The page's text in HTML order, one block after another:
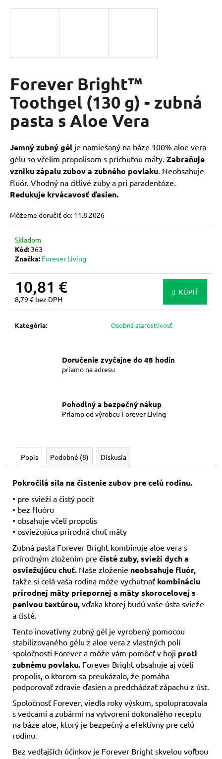
Forever Bright™
Toothgel (130 g) - zubná
pasta s Aloe Vera
Jemný zubný gél je namiešaný na báze 100% aloe vera
gélu so včelím propolisom s príchuťou mäty. Zabraňuje
vzniku zápalu zubov a zubného povlaku . Neobsahuje
fluór. Vhodný na citlivé zuby a pri paradentóze.
Redukuje krvácavosť ďasien.
Môžeme doručiť do: 11.8.2026
Skladom
Kód: 363
Značka: Forever Living
10,81 €
8,79 € bez DPH
Jednotková
KÚPIŤ
Kategória: Osobná starostlivosť
Doručenie zvyčajne do 48 hodín
priamo na adresu
Pohodlný a bezpečný nákup
Priamo od výrobcu Forever Living
Popis Podobné (8) Diskusia
Pokročilá sila na čistenie zubov pre celú rodinu.
• pre svieži a čistý pocit
• bez fluóru
• obsahuje včelí propolis
• osviežujúca prírodná chuť mäty
Zubná pasta Forever Bright kombinuje aloe vera s
prírodným zložením pre čisté zuby, svieži dych a
osviežujúcu chuť. Naše zloženie neobsahuje fluór,
takže si celá vaša rodina môže vychutnať kombináciu
prírodnej mäty priepornej a mäty skorocelovej s
penivou textúrou, vďaka ktorej budú vaše ústa svieže
a čisté.
Tento inovatívny zubný gél je vyrobený pomocou
stabilizovaného gélu z aloe vera z vlastných polí
spoločnosti Forever a môže vám pomôcť v boji proti
zubnému povlaku. Forever Bright obsahuje aj včelí
propolis, o ktorom sa preukázalo, že pomáha
podporovať zdravie ďasien a predchádzať zápachu z úst.
Spoločnosť Forever, viedla roky výskum, spolupracovala
s vedcami a zubármi na vytvorení dokonalého receptu
na báze aloe, ktorý je bezpečný a efektívny pre celú
rodinu.
Bez vedľajších účinkov je Forever Bright skvelou voľbou
á
HĽADAŤ
O
d
p
o
r
ú
č
a
e
FOREVER
IMMUNE™
GUMMY
IMUNITNÉ
46,16